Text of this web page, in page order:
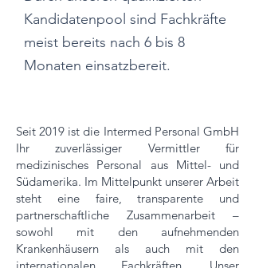
Kandidatenpool sind Fachkräfte
meist bereits nach 6 bis 8
Monaten einsatzbereit.
Seit 2019 ist die Intermed Personal GmbH
Ihr zuverlässiger Vermittler für
medizinisches Personal aus Mittel- und
Südamerika. Im Mittelpunkt unserer Arbeit
steht eine faire, transparente und
partnerschaftliche Zusammenarbeit –
sowohl mit den aufnehmenden
Krankenhäusern als auch mit den